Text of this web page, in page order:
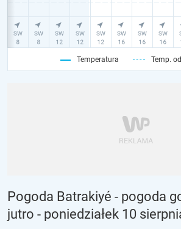
Temperatura Temp.
Pogoda Batrakiyé - pogoda
jutro - poniedziałek 10